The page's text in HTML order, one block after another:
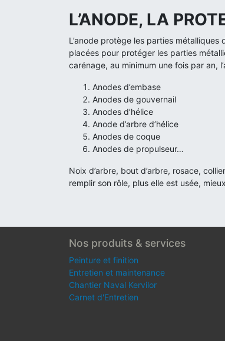
L’ANODE, LA
L’anode protège les parties
placées pour protéger les parties
carénage, au minimum une fois par an,
Anodes d’embase
Anodes de gouvernail
Anodes d’hélice
Anode d’arbre d’hélice
Anodes de coque
Anodes de propulseur…
Noix d’arbre, bout d’arbre, rosace,
remplir son rôle, plus elle est usée,
Nos produits & services
Peinture et finition
Entretien et maintenance
Chantier Naval Kervilor
Carnet d'Entretien